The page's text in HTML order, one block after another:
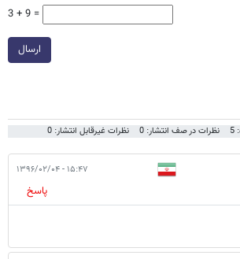
3 + 9 =
ارسال
نظرات در صف انتشار: 0 نظرات غیرقابل انتشار: 0
۱۵:۴۷ - ۱۳۹۶/۰۲/۰۴
پاسخ